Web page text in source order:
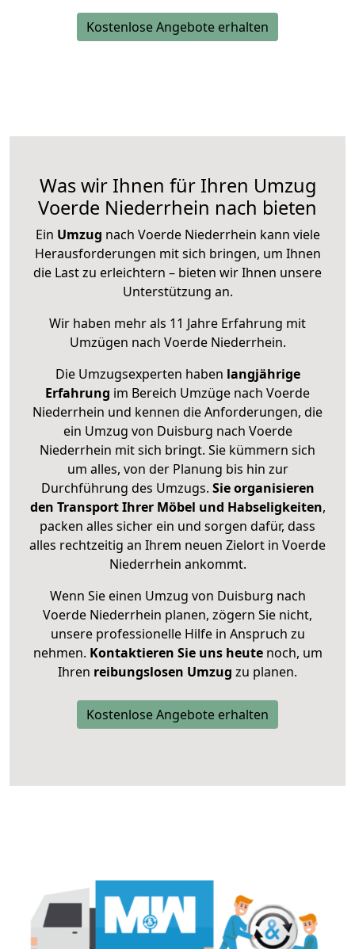
Kostenlose Angebote erhalten
Was wir Ihnen für Ihren Umzug
Voerde Niederrhein nach bieten
Ein Umzug nach Voerde Niederrhein kann viele
Herausforderungen mit sich bringen, um Ihnen
die Last zu erleichtern – bieten wir Ihnen unsere
Unterstützung an.
Wir haben mehr als 11 Jahre Erfahrung mit
Umzügen nach Voerde Niederrhein.
Die Umzugsexperten haben langjährige
Erfahrung im Bereich Umzüge nach Voerde
Niederrhein und kennen die Anforderungen, die
ein Umzug von Duisburg nach Voerde
Niederrhein mit sich bringt. Sie kümmern sich
um alles, von der Planung bis hin zur
Durchführung des Umzugs. Sie organisieren
den Transport Ihrer Möbel und Habseligkeiten,
packen alles sicher ein und sorgen dafür, dass
alles rechtzeitig an Ihrem neuen Zielort in Voerde
Niederrhein ankommt.
Wenn Sie einen Umzug von Duisburg nach
Voerde Niederrhein planen, zögern Sie nicht,
unsere professionelle Hilfe in Anspruch zu
nehmen. Kontaktieren Sie uns heutenoch, um
Ihren reibungslosen Umzug zu planen.
Kostenlose Angebote erhalten